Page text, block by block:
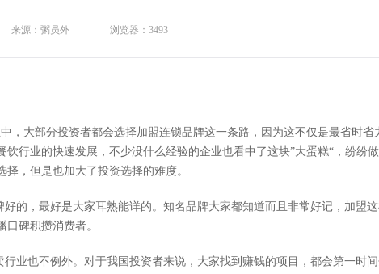
来源：粥员外 浏览器：3493
，大部分投资者都会选择加盟连锁品牌这一条路，因为这不仅是最省时省
行业的快速发展，不少没什么经验的企业也看中了这块”大蛋糕“，纷纷
，但是也加大了投资选择的难度。
，最好是大家耳熟能详的。知名品牌大家都知道而且非常好记，加盟
碑积攒消费者。
也不例外。对于我国投资者来说，大家找到赚钱的项目，都会第一时